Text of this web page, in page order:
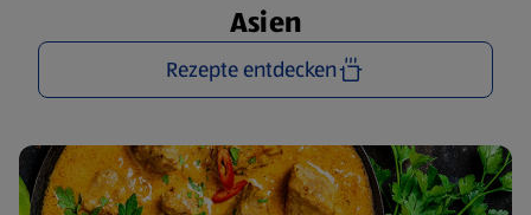
Asien
Rezepte entdecken